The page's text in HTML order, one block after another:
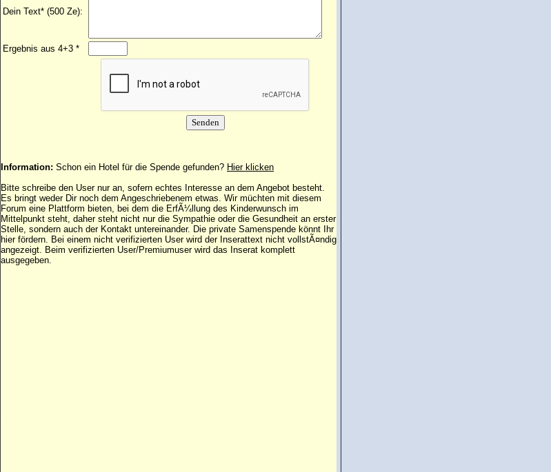
Dein Text* (500 Ze):
Ergebnis aus 4+3 *
Information: Schon ein Hotel für die Spende gefunden? Hier klicken
Bitte schreibe den User nur an, sofern echtes Interesse an dem Angebot besteht.
Es bringt weder Dir noch dem Angeschriebenem etwas. Wir müchten mit diesem
Forum eine Plattform bieten, bei dem die ErfÃ¼llung des Kinderwunsch im
Mittelpunkt steht, daher steht nicht nur die Sympathie oder die Gesundheit an erster
Stelle, sondern auch der Kontakt untereinander. Die private Samenspende könnt Ihr
hier fördern. Bei einem nicht verifizierten User wird der Inserattext nicht vollstÃ¤ndig
angezeigt. Beim verifizierten User/Premiumuserwird das Inserat komplett
ausgegeben.